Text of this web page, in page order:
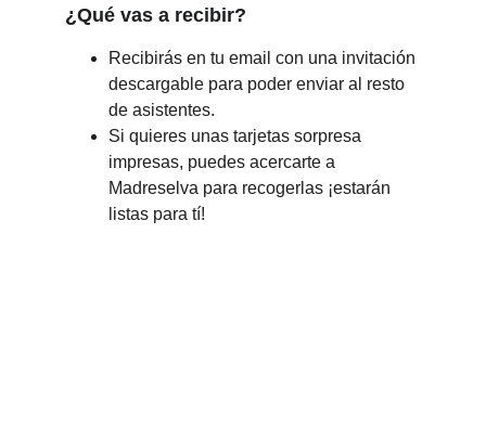
¿Qué vas a recibir?
Recibirás en tu email con una invitación
descargable para poder enviar al resto
de asistentes.
Si quieres unas tarjetas sorpresa
impresas, puedes acercarte a
Madreselva para recogerlas ¡estarán
listas para tí!